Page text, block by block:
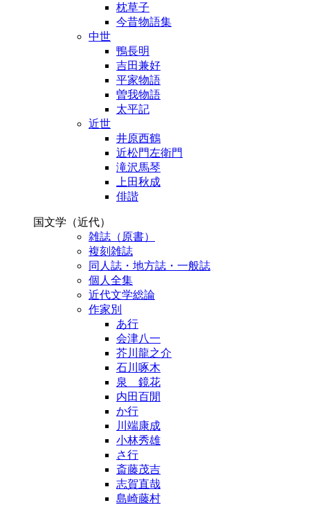
枕草子
今昔物語集
中世
鴨長明
吉田兼好
平家物語
曽我物語
太平記
近世
井原西鶴
近松門左衛門
滝沢馬琴
上田秋成
俳諧
国文学（近代）
雑誌（原書）
複刻雑誌
同人誌・地方誌・一般誌
個人全集
近代文学総論
作家別
あ行
会津八一
芥川龍之介
石川啄木
泉 鏡花
内田百閒
か行
川端康成
小林秀雄
さ行
斎藤茂吉
志賀直哉
島崎藤村